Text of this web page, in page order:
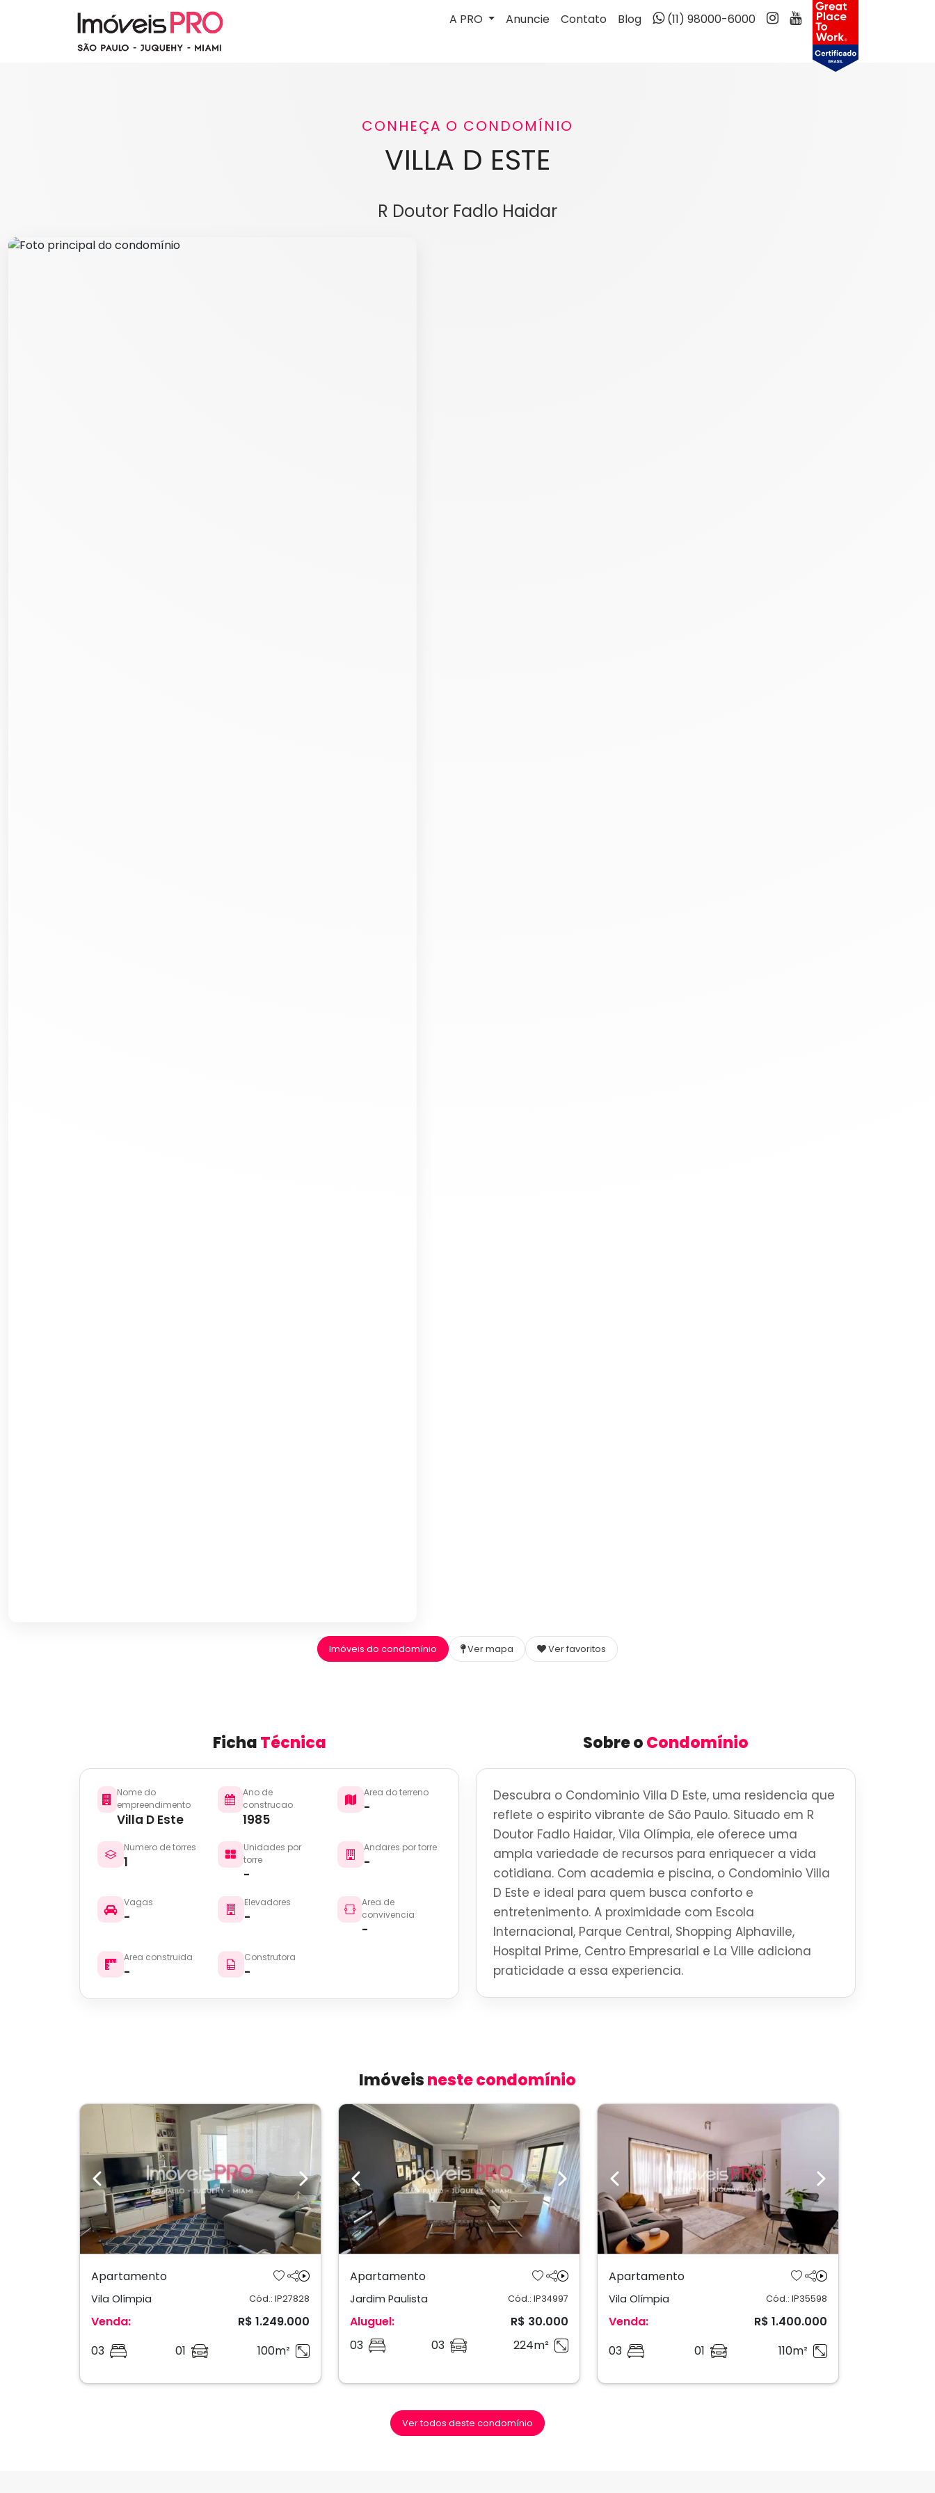
A PRO Anuncie Contato Blog (11) 98000-6000
CONHEÇA O CONDOMÍNIO
VILLA D ESTE
R Doutor Fadlo Haidar
Imóveis do condomínio Ver mapa Ver favoritos
FichaTécnica
Nome do
empreendimento
Villa D Este
Ano de
construcao
1985
Area do terreno
-
Numero de torres
1
Unidades por
torre
-
Andares por torre
-
Vagas
-
Elevadores
-
Area de
convivencia
-
Area construida
-
Construtora
-
Sobre oCondomínio
Descubra o Condominio Villa D Este, uma residencia que
reflete o espirito vibrante de São Paulo. Situado em R
Doutor Fadlo Haidar, Vila Olímpia, ele oferece uma
ampla variedade de recursos para enriquecer a vida
cotidiana. Com academia e piscina, o Condominio Villa
D Este e ideal para quem busca conforto e
entretenimento. A proximidade com Escola
Internacional, Parque Central, Shopping Alphaville,
Hospital Prime, Centro Empresarial e La Ville adiciona
praticidade a essa experiencia.
Imóveisneste condomínio
Previous Next
Apartamento
Vila Olímpia Cód.: IP27828
Venda:
R$ 1.249.000
03
01 100m²
Previous Next
Apartamento
Jardim Paulista Cód.: IP34997
Aluguel:
R$ 30.000
03
03 224m²
Previous Next
Apartamento
Vila Olímpia Cód.: IP35598
Venda:
R$ 1.400.000
03
01 110m²
Ver todos deste condomínio